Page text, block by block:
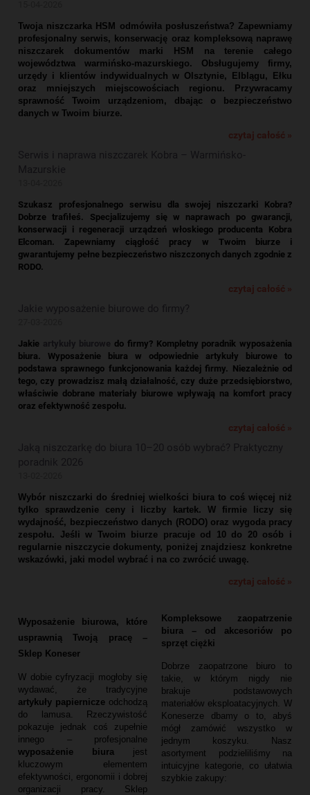
Twoja niszczarka HSM odmówiła posłuszeństwa? Zapewniamy
profesjonalny serwis, konserwację oraz kompleksową naprawę
niszczarek dokumentów marki HSM na terenie całego
województwa warmińsko-mazurskiego. Obsługujemy firmy,
urzędy i klientów indywidualnych w Olsztynie, Elblągu, Ełku
oraz mniejszych miejscowościach regionu. Przywracamy
sprawność Twoim urządzeniom, dbając o bezpieczeństwo
danych w Twoim biurze.
czytaj całość »
Serwis i naprawa niszczarek Kobra – Warmińsko-
Mazurskie
Szukasz profesjonalnego serwisu dla swojej niszczarki Kobra?
Dobrze trafiłeś. Specjalizujemy się w naprawach po gwarancji,
konserwacji i regeneracji urządzeń włoskiego producenta Kobra
Elcoman. Zapewniamy ciągłość pracy w Twoim biurze i
gwarantujemy pełne bezpieczeństwo niszczonych danych zgodnie z
RODO.
czytaj całość »
Jakie wyposażenie biurowe do firmy?
Jakie artykuły biurowe do firmy? Kompletny poradnik wyposażenia
biura. Wyposażenie biura w odpowiednie artykuły biurowe to
podstawa sprawnego funkcjonowania każdej firmy. Niezależnie od
tego, czy prowadzisz małą działalność, czy duże przedsiębiorstwo,
właściwie dobrane materiały biurowe wpływają na komfort pracy
oraz efektywność zespołu.
czytaj całość »
Jaką niszczarkę do biura 10–20 osób wybrać? Praktyczny
poradnik 2026
Wybór niszczarki do średniej wielkości biura to coś więcej niż
tylko sprawdzenie ceny i liczby kartek. W firmie liczy się
wydajność, bezpieczeństwo danych (RODO) oraz wygoda pracy
zespołu. Jeśli w Twoim biurze pracuje od 10 do 20 osób i
regularnie niszczycie dokumenty, poniżej znajdziesz konkretne
wskazówki, jaki model wybrać i na co zwrócić uwagę.
czytaj całość »
Wyposażenie biurowa, które
usprawnią Twoją pracę –
Sklep Koneser
W dobie cyfryzacji mogłoby się
wydawać,
że tradycyjne
artykuły papiernicze odchodzą
do lamusa. Rzeczywistość
pokazuje jednak coś zupełnie
innego – profesjonalne
wyposażenie biura jest
kluczowym elementem
efektywności, ergonomii i dobrej
organizacji pracy. Sklep
Kompleksowe zaopatrzenie
biura – od akcesoriów po
sprzęt ciężki
Dobrze zaopatrzone biuro to
takie,
w którym nigdy nie
brakuje podstawowych
materiałów eksploatacyjnych.
W
Koneserze dbamy o to,
abyś
mógł zamówić wszystko w
jednym koszyku.
Nasz
asortyment podzieliliśmy na
intuicyjne kategorie,
co ułatwia
szybkie zakupy: